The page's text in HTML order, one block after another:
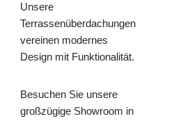
Unsere
Terrassenüberdachungen
vereinen modernes
Design mit Funktionalität.
Besuchen Sie unsere
großzügige Showroom in